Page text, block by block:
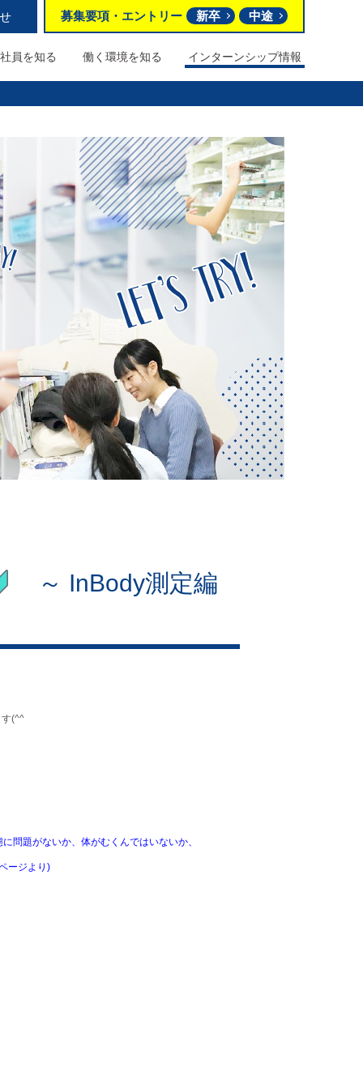
募集要項 ・ エントリー 新卒 中途
社員を知る 働く環境を知る インターンシップ情報
～ InBody測定編
す(^^
問題がないか、体がむくんではいないか、
ージより)